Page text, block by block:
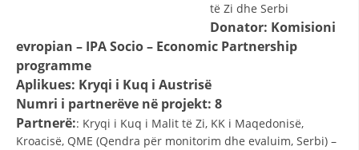
HISTORIA E KRYQIT TË KUQ
STRUKTURA E ORGANIZATËS
të Zi dhe Serbi
Donator: Komisioni
evropian – IPA Socio – Economic Partnership
programme
Aplikues: Kryqi i Kuq i Austrisë
Numri i partnerëve në projekt: 8
Partnerë:: Kryqi i Kuq i Malit të Zi, KK i Maqedonisë,
Kroacisë, QME (Qendra për monitorim dhe evaluim, Serbi) –